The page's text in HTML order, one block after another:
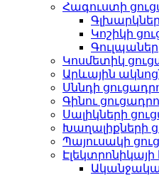
Հագուստի
Կոշիկի
Կոսմետիկ
Արևային
Սննդի
Գինու
Սալիկների
Խաղալիքների
Պայուսակի
Էլեկտրոնիկայի